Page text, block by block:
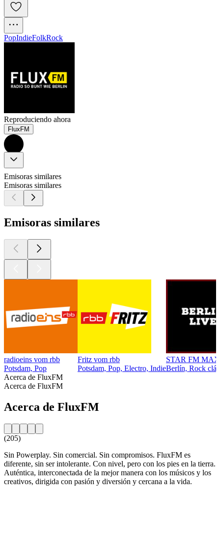
PopIndieFolkRock
Reproduciendo ahora
FluxFM
Emisoras similares
Emisoras similares
Emisoras similares
radioeins vom rbb
Potsdam, Pop
Fritz vom rbb
Potsdam, Pop, Electro, Indie
STAR FM
Berlín, Rock
Acerca de FluxFM
Acerca de FluxFM
Acerca de FluxFM
(205)
Sin Powerplay. Sin comercial. Sin compromisos. FluxFM es
diferente, sin ser intolerante. Con nivel, pero con los pies en la tierra.
Auténtica, interconectada de la mejor manera con los músicos y los
creativos, dirigida con pasión y diversión y cercana a la vida.